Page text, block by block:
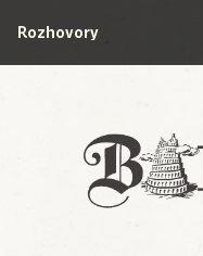
Rozhovory